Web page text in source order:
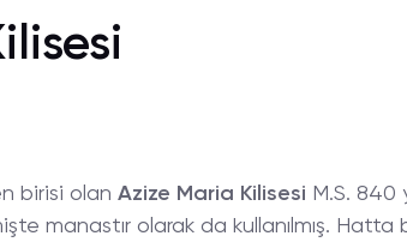
birisi olan Azize Maria Kilisesi M.S. 840
manastır olarak da kullanılmış.